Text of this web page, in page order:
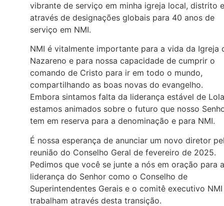
vibrante de serviço em minha igreja local, distrito e
através de designações globais para 40 anos de
serviço em NMI.
NMI é vitalmente importante para a vida da Igreja
Nazareno e para nossa capacidade de cumprir o
comando de Cristo para ir em todo o mundo,
compartilhando as boas novas do evangelho.
Embora sintamos falta da liderança estável de
estamos animados sobre o futuro que nosso
tem em reserva para a denominação e para NMI.
É nossa esperança de anunciar um novo diretor
reunião do Conselho Geral de fevereiro de 2025.
Pedimos que você se junte a nós em oração para a
liderança do Senhor como o Conselho de
Superintendentes Gerais e o comitê executivo NMI
trabalham através desta transição.